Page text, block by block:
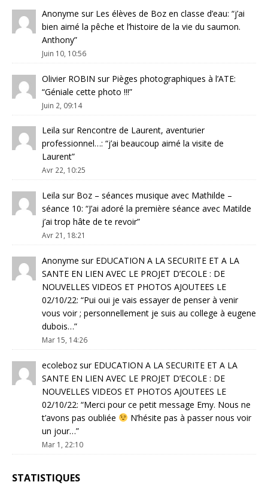
Anonyme sur Les élèves de Boz en classe d’eau: “j’ai
bien aimé la pêche et l’histoire de la vie du saumon.
Anthony”
Juin 10, 10:56
Olivier ROBIN sur Pièges photographiques à l’ATE:
“Géniale cette photo !!!”
Juin 2, 09:14
Leila sur Rencontre de Laurent, aventurier
professionnel…: “j’ai beaucoup aimé la visite de
Laurent”
Avr 22, 10:25
Leila sur Boz – séances musique avec Mathilde –
séance 10: “J’ai adoré la première séance avec Matilde
j’ai trop hâte de te revoir”
Avr 21, 18:21
Anonyme sur EDUCATION A LA SECURITE ET A LA
SANTE EN LIEN AVEC LE PROJET D’ECOLE : DE
NOUVELLES VIDEOS ET PHOTOS AJOUTEES LE
02/10/22: “Pui oui je vais essayer de penser à venir
vous voir ; personnellement je suis au college à eugene
dubois…”
Mar 15, 14:26
ecoleboz sur EDUCATION A LA SECURITE ET A LA
SANTE EN LIEN AVEC LE PROJET D’ECOLE : DE
NOUVELLES VIDEOS ET PHOTOS AJOUTEES LE
02/10/22: “Merci pour ce petit message Emy. Nous ne
t’avons pas oubliée
N’hésite pas à passer nous voir
un jour…”
Mar 1, 22:10
STATISTIQUES